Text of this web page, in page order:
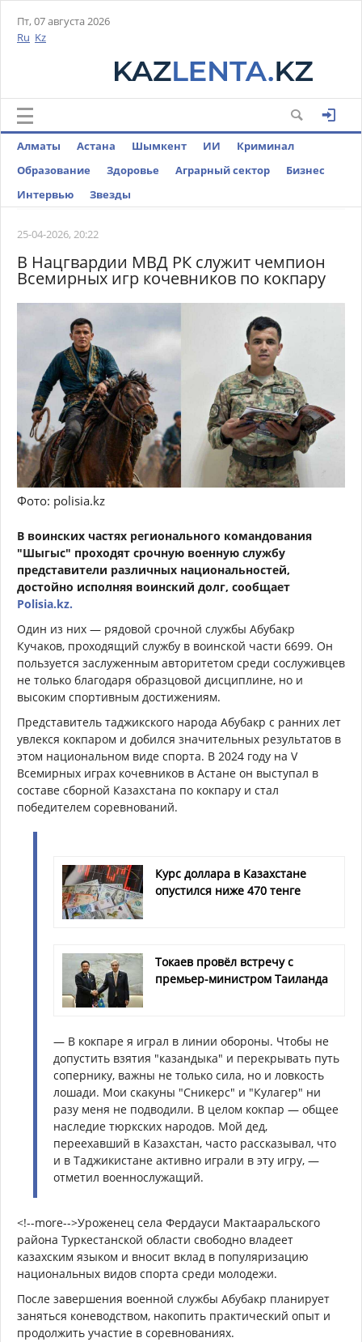
Пт, 07 августа 2026
Ru Kz
Алматы Астана Шымкент ИИ
Криминал
Образование
Здоровье Аграрный сектор
Бизнес
Интервью
Звезды
25-04-2026, 20:22
В Нацгвардии МВД РК служит чемпион
Всемирных игр кочевников по кокпару
Фото: polisia.kz
В воинских частях регионального командования
"Шыгыс" проходят срочную военную службу
представители различных национальностей,
достойно исполняя воинский долг, сообщает
Polisia.kz.
Один из них — рядовой срочной службы Абубакр
Кучаков, проходящий службу в воинской части 6699. Он
пользуется заслуженным авторитетом среди сослуживцев
не только благодаря образцовой дисциплине, но и
высоким спортивным достижениям.
Представитель таджикского народа Абубакр с ранних лет
увлекся кокпаром и добился значительных результатов в
этом национальном виде спорта. В 2024 году на V
Всемирных играх кочевников в Астане он выступал в
составе сборной Казахстана по кокпару и стал
победителем соревнований.
Курс доллара в Казахстане
опустился ниже 470 тенге
Токаев провёл встречу с
премьер-министром Таиланда
— В кокпаре я играл в линии обороны. Чтобы не
допустить взятия "казандыка" и перекрывать путь
сопернику, важны не только сила, но и ловкость
лошади. Мои скакуны "Сникерс" и "Кулагер" ни
разу меня не подводили. В целом кокпар — общее
наследие тюркских народов. Мой дед,
переехавший в Казахстан, часто рассказывал, что
и в Таджикистане активно играли в эту игру, —
отметил военнослужащий.
<!--more-->Уроженец села Фердауси Мактааральского
района Туркестанской области свободно владеет
казахским языком и вносит вклад в популяризацию
национальных видов спорта среди молодежи.
После завершения военной службы Абубакр планирует
заняться коневодством, накопить практический опыт и
продолжить участие в соревнованиях.